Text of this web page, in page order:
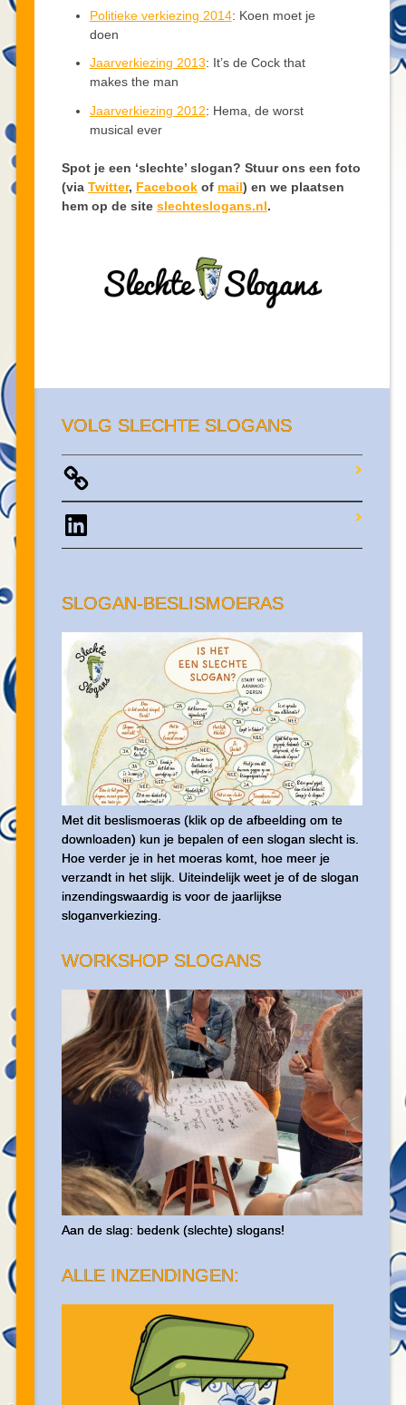
Politieke verkiezing 2014: Koen moet je
doen
Jaarverkiezing 2013: It’s de Cock that
makes the man
Jaarverkiezing 2012: Hema, de worst
musical ever
Spot je een ‘slechte’ slogan? Stuur ons een foto
(via Twitter, Facebookof mail) en we plaatsen
hem op de site slechteslogans.nl.
VOLG SLECHTE SLOGANS
LinkedIn
SLOGAN-BESLISMOERAS
Met dit beslismoeras (klik op de afbeelding om te
downloaden) kun je bepalen of een slogan slecht is.
Hoe verder je in het moeras komt, hoe meer je
verzandt in het slijk. Uiteindelijk weet je of de slogan
inzendingswaardig is voor de jaarlijkse
sloganverkiezing.
WORKSHOP SLOGANS
Aan de slag: bedenk (slechte) slogans!
ALLE INZENDINGEN: